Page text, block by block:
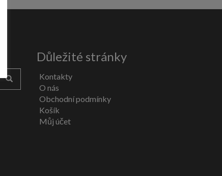
Důležité stránky
Kontakty
O nás
Obchodní podmínky
Košík
Můj účet